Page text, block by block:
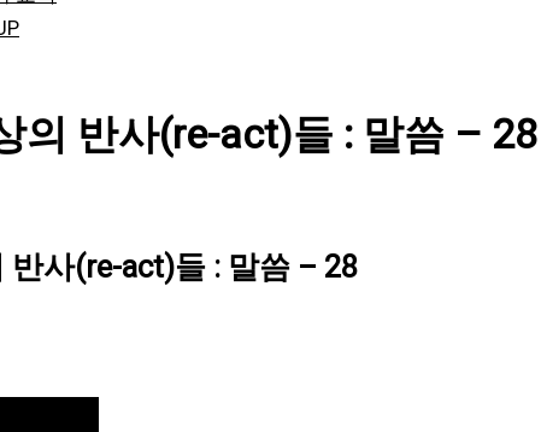
의 반사(re-act)들 : 말씀 – 28
반사(re-act)들 : 말씀 – 28